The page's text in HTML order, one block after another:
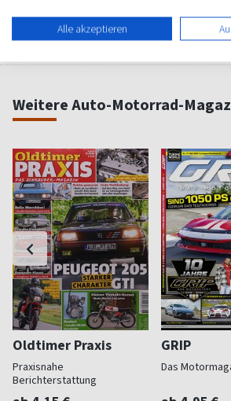
zum Geschenkabo-
Weitere Auto-Motorrad-
Oldtimer Praxis
Praxisnahe
Berichterstattung
GRIP
Das
Alle akzeptieren